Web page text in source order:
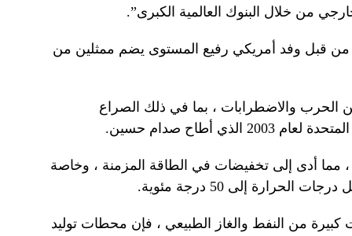
من خلال البنوك العالمية الكبرى”.
من قبل وفد أمريكي رفيع المستوى يضم ممثلين من
الحرب والاضطرابات ، بما في ذلك الصراع
أطاح صدام حسين.
، مما أدى إلى تخفيضات في الطاقة المزمنة ، وخاصة
إلى 50 درجة مئوية.
من النفط والغاز الطبيعي ، فإن محطات توليد